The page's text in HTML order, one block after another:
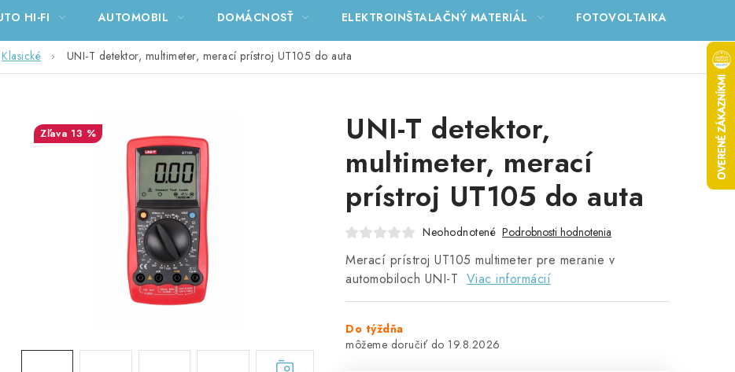
HI-FI AUTOMOBIL DOMÁCNOSŤ ELEKTROINŠTALAČNÝ MATERIÁL FOTOVOLTAIKA
Klasické UNI-T detektor, multimeter, merací prístroj UT105 do auta
UNI-T detektor,
multimeter, merací
prístroj UT105 do auta
Neohodnotené Podrobnosti hodnotenia
Merací prístroj UT105 multimeter pre meranie v
automobiloch UNI-T Viac informácií
Do týždňa
19.8.2026
13 %